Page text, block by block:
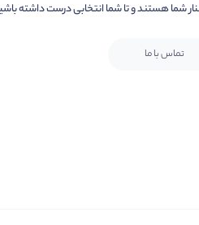
شما هستند و تا شما انتخابی درست داشته
تماس با ما